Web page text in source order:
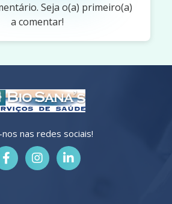
Seja o(a) primeiro(a)
a comentar!
nos nas redes sociais!